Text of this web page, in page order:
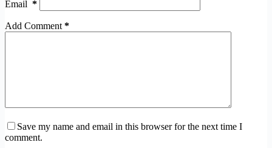
Email *
Add Comment *
Save my name and email in this browser for the next time I
comment.